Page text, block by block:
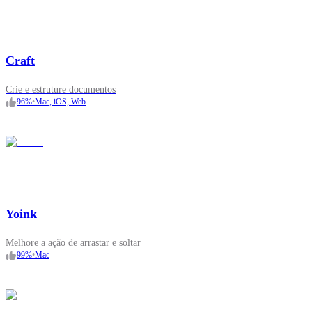
Craft
Crie e estruture documentos
96%•Mac, iOS, Web
Yoink
Melhore a ação de arrastar e soltar
99%•Mac